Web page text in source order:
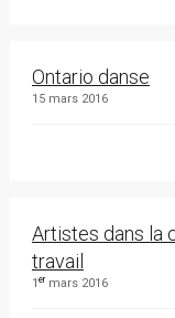
Ontario danse
15 mars 2016
Artistes dans la
travail
1 ermars 2016